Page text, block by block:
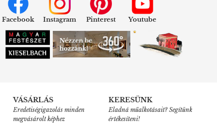
Facebook Instagram Pinterest Youtube
VÁSÁRLÁS
Eredetiségigazolás minden
megvásárolt képhez
KERESÜNK
Eladná műalkotásait? Segítünk
értékesíteni!